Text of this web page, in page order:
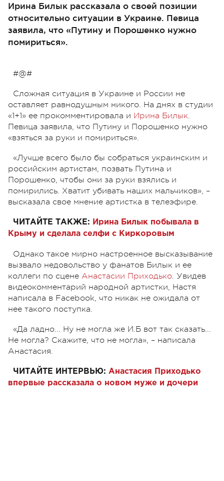
Ирина Билык рассказала о своей позиции
относительно ситуации в Украине. Певица
заявила, что «Путину и Порошенко нужно
помириться».
#@#
Сложная ситуация в Украине и России не
оставляет равнодушным никого. На днях в студии
«1+1» ее прокомментировала и Ирина Билык.
Певица заявила, что Путину и Порошенко нужно
«взяться за руки и помириться».
«Лучше всего было бы собраться украинским и
российским артистам, позвать Путина и
Порошенко, чтобы они за руки взялись и
помирились. Хватит убивать наших мальчиков», –
высказала свое мнение артистка в телеэфире.
ЧИТАЙТЕ ТАКЖЕ: Ирина Билык побывала в
Крыму и сделала селфи с Киркоровым
Однако такое мирно настроенное высказывание
вызвало недовольство у фанатов Билык и ее
коллеги по сцене Анастасии Приходько. Увидев
видеокомментарий народной артистки, Настя
написала в Facebook, что никак не ожидала от
нее такого поступка.
«Да ладно... Ну не могла же И.Б вот так сказать...
Не могла? Скажите, что не могла», – написала
Анастасия.
ЧИТАЙТЕ ИНТЕРВЬЮ: Анастасия Приходько
впервые рассказала о новом муже и дочери